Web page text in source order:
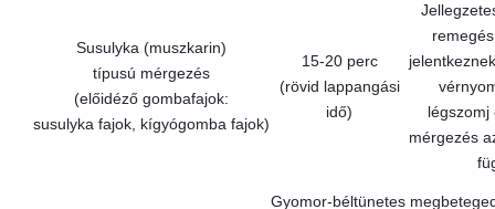
Susulyka (muszkarin)
típusú mérgezés
(előidéző gombafajok:
susulyka fajok, kígyógomba fajok)
15-20 perc
(rövid lappangási
idő)
légszomj
mérgezés
Gyomor-béltünetes